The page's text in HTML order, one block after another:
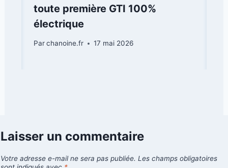
toute première GTI 100%
électrique
Parchanoine.fr 17 mai 2026
Laisser un commentaire
Votre adresse e-mail ne sera pas publiée. Les champs obligatoires